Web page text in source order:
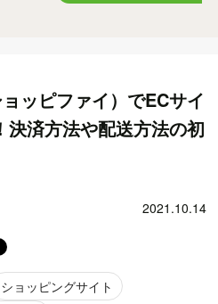
ッピファイ）でECサイ
決済方法や配送方法の初
2021.10.14
ショッピングサイト